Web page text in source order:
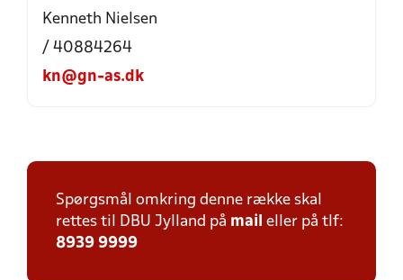
Kenneth Nielsen
/ 40884264
kn@gn-as.dk
Spørgsmål omkring denne række skal
rettes til DBU Jylland på mail eller på tlf:
8939 9999